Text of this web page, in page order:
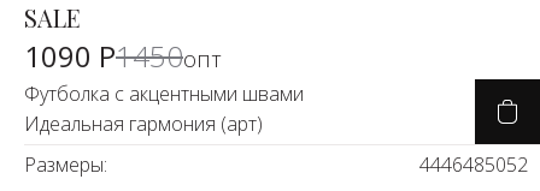
-23%
SALE
1090 Р1450опт
Футболка с акцентными швами
Идеальная гармония (арт)
Размеры:
4446485052